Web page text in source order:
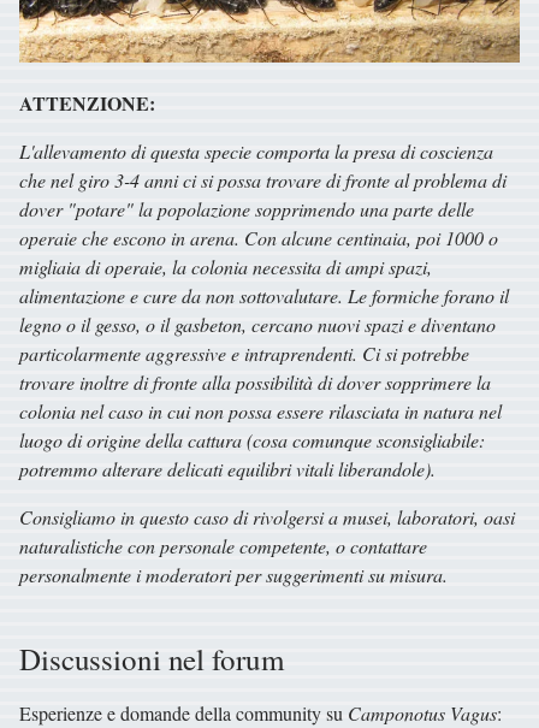
ATTENZIONE:
L'allevamento di questa specie comporta la presa di coscienza
che nel giro 3-4 anni ci si possa trovare di fronte al problema di
dover "potare" la popolazione sopprimendo una parte delle
operaie che escono in arena. Con alcune centinaia, poi 1000 o
migliaia di operaie, la colonia necessita di ampi spazi,
alimentazione e cure da non sottovalutare. Le formiche forano il
legno o il gesso, o il gasbeton, cercano nuovi spazi e diventano
particolarmente aggressive e intraprendenti. Ci si potrebbe
trovare inoltre di fronte alla possibilità di dover sopprimere la
colonia nel caso in cui non possa essere rilasciata in natura nel
luogo di origine della cattura (cosa comunque sconsigliabile:
potremmo alterare delicati equilibri vitali liberandole).
Consigliamo in questo caso di rivolgersi a musei, laboratori, oasi
naturalistiche con personale competente, o contattare
personalmente i moderatori per suggerimenti su misura.
Discussioni nel forum
Esperienze e domande della community su Camponotus Vagus: